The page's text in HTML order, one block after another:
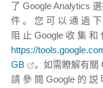
了 Google Analytics
件 。 您 可 以 通 過
阻 止 Google 收 集 和
https://
GB
。如需瞭解有關
請 參 閱 Google 的 説